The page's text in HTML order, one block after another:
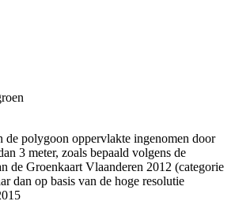
de polygoon oppervlakte ingenomen door
3 meter, zoals bepaald volgens de
de Groenkaart Vlaanderen 2012 (categorie
dan op basis van de hoge resolutie